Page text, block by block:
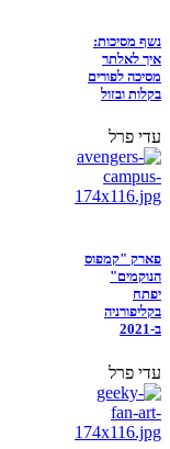
נשף מסיכות:
איך לאלתר
מסיכה לפורים
בקלות ובזול
עדי פרל
פארק "קמפוס
הנוקמים"
יפתח
בקליפורניה
ב-2021
עדי פרל